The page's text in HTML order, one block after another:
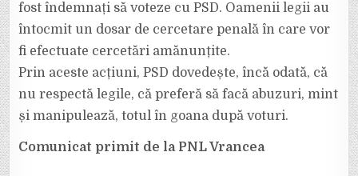
fost îndemnați să voteze cu PSD. Oamenii legii au
întocmit un dosar de cercetare penală în care vor
fi efectuate cercetări amănunțite.
Prin aceste acțiuni, PSD dovedește, încă odată, că
nu respectă legile, că preferă să facă abuzuri, mint
și manipulează, totul în goana după voturi.
Comunicat primit de la PNL Vrancea